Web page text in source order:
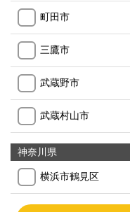
町田市
三鷹市
武蔵野市
武蔵村山市
神奈川県
横浜市鶴見区